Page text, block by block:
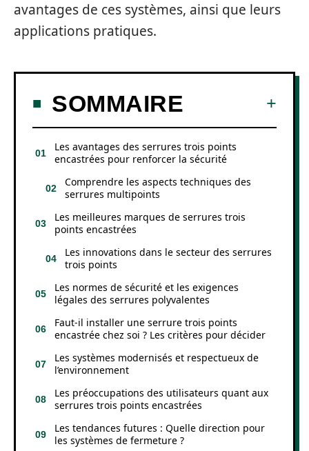
avantages de ces systèmes, ainsi que leurs
applications pratiques.
SOMMAIRE
Les avantages des serrures trois points
encastrées pour renforcer la sécurité
Comprendre les aspects techniques des
serrures multipoints
Les meilleures marques de serrures trois
points encastrées
Les innovations dans le secteur des serrures
trois points
Les normes de sécurité et les exigences
légales des serrures polyvalentes
Faut-il installer une serrure trois points
encastrée chez soi ? Les critères pour décider
Les systèmes modernisés et respectueux de
l’environnement
Les préoccupations des utilisateurs quant aux
serrures trois points encastrées
Les tendances futures : Quelle direction pour
les systèmes de fermeture ?